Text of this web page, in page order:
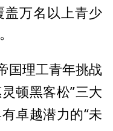
盖万名以上青少
国理工青年挑战
顿黑客松”三大
卓越潜力的“未